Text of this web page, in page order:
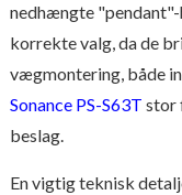
nedhængte
korrekte valg, da de
vægmontering, både
Sonance PS-S63T stor
beslag.
En vigtig teknisk